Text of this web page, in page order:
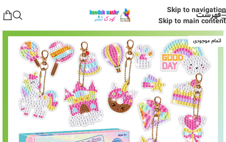
Skip to navigation
Skip to main content
فهرست
اتمام موجودی